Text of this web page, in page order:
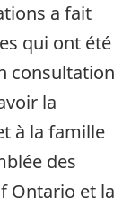
a fait
qui ont été
consultation
la
à la famille
des
Ontario et la